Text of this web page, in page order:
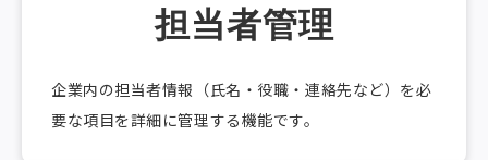
担当者管理
企業内の担当者情報（氏名・役職・連絡先など）を必
要な項目を詳細に管理する機能です。